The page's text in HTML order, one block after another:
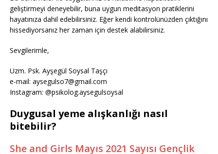
geliştirmeyi deneyebilir, buna uygun meditasyon pratiklerini
hayatınıza dahil edebilirsiniz. Eğer kendi kontrolünüzden çıktığını
hissediyorsanız her zaman için destek alabilirsiniz.
Sevgilerimle,
Uzm. Psk. Ayşegül Soysal Taşçı
e-mail: aysegulso7@gmail.com
Instagram: @psikolog.aysegulsoysal
Duygusal yeme alışkanlığı nasıl
bitebilir?
She and Girls Mayıs 2021 Sayısı Gençlik